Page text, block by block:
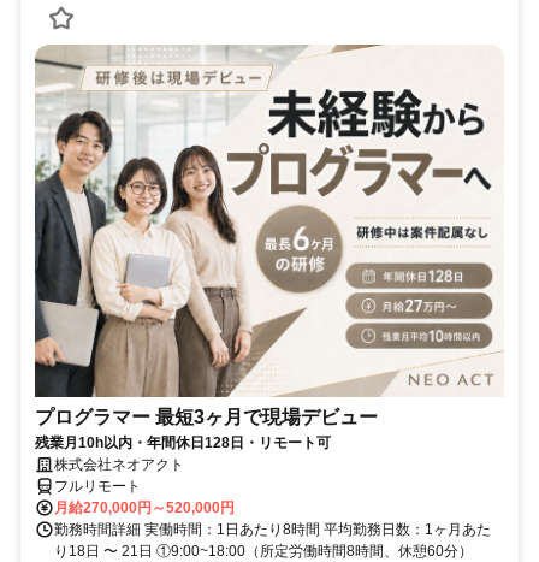
プログラマー 最短3ヶ月で現場デビュー
残業月10h以内・年間休日128日・リモート可
株式会社ネオアクト
フルリモート
月給270,000円～520,000円
勤務時間詳細 実働時間：1日あたり8時間 平均勤務日数：1ヶ月あた
り18日 〜 21日 ①9:00~18:00（所定労働時間8時間、休憩60分）